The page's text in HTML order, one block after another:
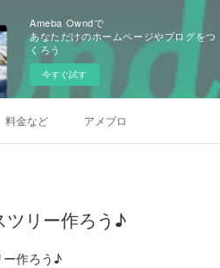
Ameba Owndで
あなただけのホームページやブログをつ
くろう
今すぐ試す
料金など アメブロ
ツリー作ろう♪
ー作ろう♪